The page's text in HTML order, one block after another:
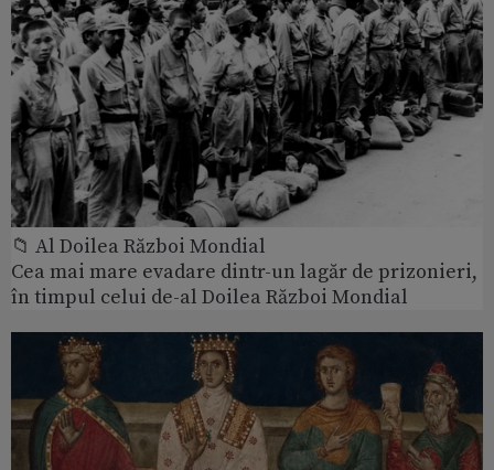
📁 Al Doilea Război Mondial
Cea mai mare evadare dintr-un lagăr de prizonieri,
în timpul celui de-al Doilea Război Mondial